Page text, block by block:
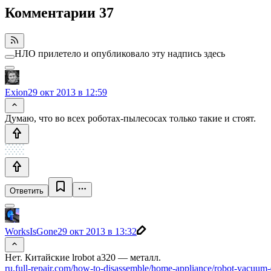
Комментарии 37
НЛО прилетело и опубликовало эту надпись здесь
Exion29 окт 2013 в 12:59
Думаю, что во всех роботах-пылесосах только такие и стоят.
Ответить
WorksIsGone29 окт 2013 в 13:32
Нет. Китайские lrobot a320 — металл.
ru.full-repair.com/how-to-disassemble/home-appliance/robot-